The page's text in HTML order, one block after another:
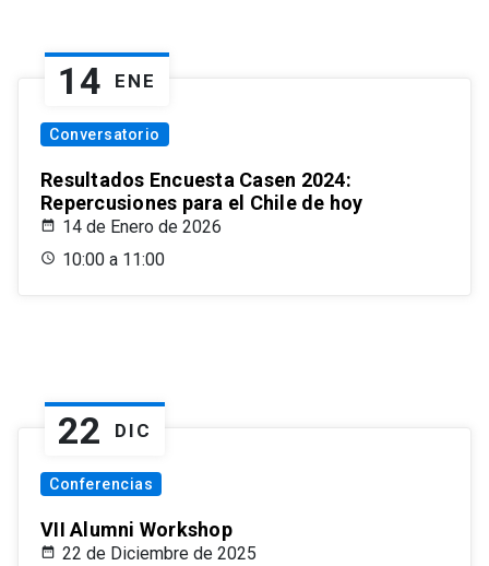
14 ENE
Conversatorio
Resultados Encuesta Casen 2024:
Repercusiones para el Chile de hoy
14 de Enero de 2026
10:00 a 11:00
22 DIC
Conferencias
VII Alumni Workshop
22 de Diciembre de 2025